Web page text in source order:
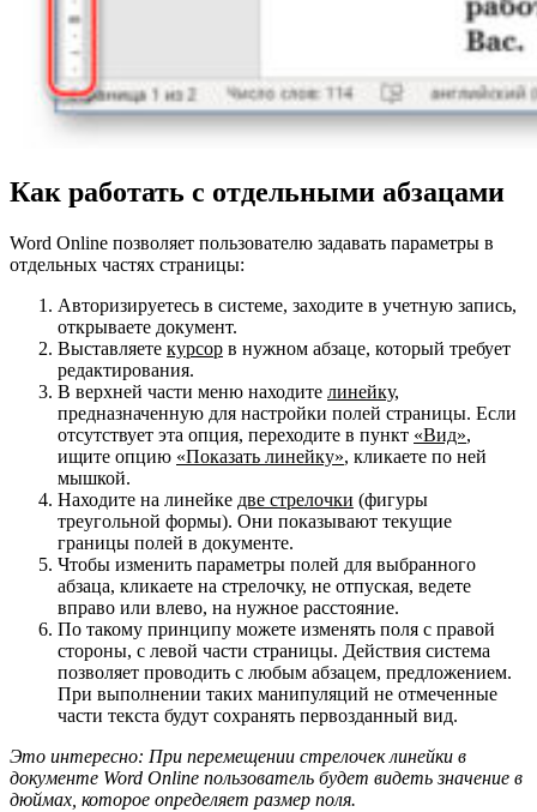
Как работать с отдельными абзацами
Word Online позволяет пользователю задавать параметры в
отдельных частях страницы:
Авторизируетесь в системе, заходите в учетную запись,
открываете документ.
Выставляете курсор в нужном абзаце, который требует
редактирования.
В верхней части меню находите линейку,
предназначенную для настройки полей страницы. Если
отсутствует эта опция, переходите в пункт «Вид»,
ищите опцию «Показать линейку», кликаете по ней
мышкой.
Находите на линейке две стрелочки (фигуры
треугольной формы). Они показывают текущие
границы полей в документе.
Чтобы изменить параметры полей для выбранного
абзаца, кликаете на стрелочку, не отпуская, ведете
вправо или влево, на нужное расстояние.
По такому принципу можете изменять поля с правой
стороны, с левой части страницы. Действия система
позволяет проводить с любым абзацем, предложением.
При выполнении таких манипуляций не отмеченные
части текста будут сохранять первозданный вид.
Это интересно: При перемещении стрелочек линейки в
документе Word Online пользователь будет видеть значение в
дюймах, которое определяет размер поля.